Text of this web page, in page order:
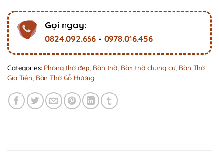
Gọi ngay:
0824.092.666- 0978.016.456
Categories: Phòng thờ đẹp Bàn thờ Bàn thờ chung cư, Bàn Thờ
Gia Tiên Bàn Thờ Gỗ Hương